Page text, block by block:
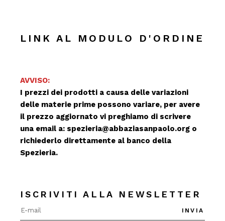
LINK AL MODULO D'ORDINE
AVVISO:
I prezzi dei prodotti a causa delle variazioni
delle materie prime possono variare, per avere
il prezzo aggiornato vi preghiamo di scrivere
una email a: spezieria@abbaziasanpaolo.org o
richiederlo direttamente al banco della
Spezieria.
ISCRIVITI ALLA NEWSLETTER
INVIA